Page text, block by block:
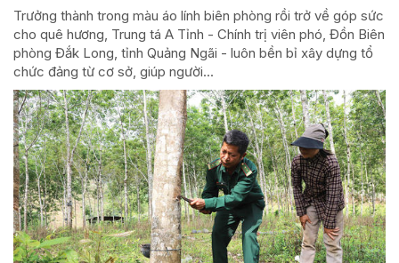
Trưởng thành trong màu áo lính biên phòng rồi trở về góp sức
cho quê hương, Trung tá A Tỉnh - Chính trị viên phó, Đồn Biên
phòng Đắk Long, tỉnh Quảng Ngãi - luôn bền bỉ xây dựng tổ
chức đảng từ cơ sở, giúp người...